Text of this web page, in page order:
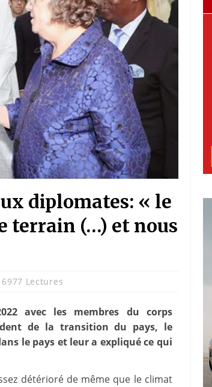
diplomates: « le
terrain (…) et nous
6977 Lectures
avec les membres du corps
de la transition du pays, le
le pays et leur a expliqué ce qui
détérioré de même que le climat